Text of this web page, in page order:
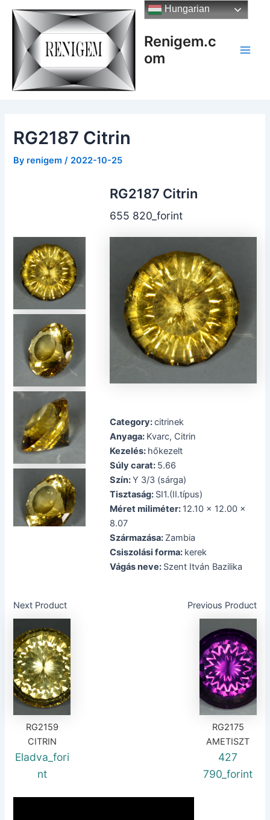
Skip
content
Renigem.c
om
RG2187 Citrin
By renigem/ 2022-10-25
RG2187 Citrin
655 820_forint
Category:citrinek
Anyaga: Kvarc, Citrin
Kezelés: hőkezelt
Súly carat: 5.66
Szín:Y 3/3 (sárga)
Tisztaság: SI1.(II.típus)
Méret miliméter: 12.10 x 12.00 x
8.07
Származása: Zambia
Csiszolási forma: kerek
Vágás neve: Szent Itván Bazilika
Next Product
RG2159
CITRIN
Eladva_fori
nt
Previous Product
RG2175
AMETISZT
427
790_forint
Hungarian